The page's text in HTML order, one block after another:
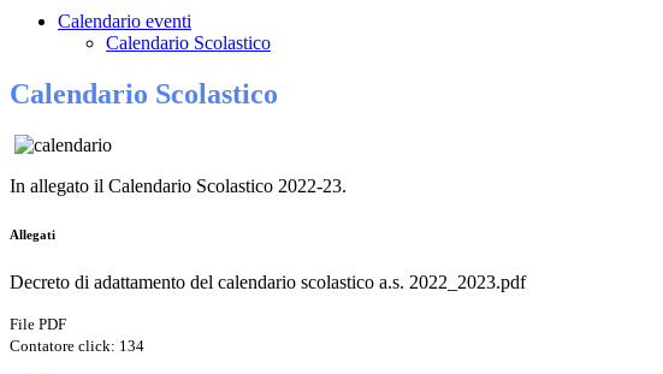
Calendario eventi
Calendario Scolastico
Calendario Scolastico
In allegato il Calendario Scolastico 2022-23.
Allegati
Decreto di adattamento del calendario scolastico a.s. 2022_2023.pdf
File PDF
Contatore click: 134